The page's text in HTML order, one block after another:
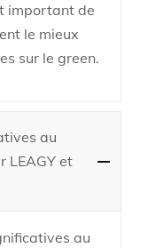
important de
le mieux
sur le green.
au
LEAGY et
au